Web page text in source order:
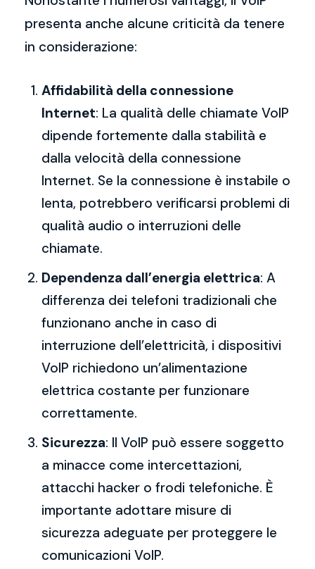
presenta anche alcune criticità da tenere
in considerazione:
Affidabilità della connessione
Internet: La qualità delle chiamate VoIP
dipende fortemente dalla stabilità e
dalla velocità della connessione
Internet. Se la connessione è instabile o
lenta, potrebbero verificarsi problemi di
qualità audio o interruzioni delle
chiamate.
Dependenza dall’energia elettrica: A
differenza dei telefoni tradizionali che
funzionano anche in caso di
interruzione dell’elettricità, i dispositivi
VoIP richiedono un’alimentazione
elettrica costante per funzionare
correttamente.
Sicurezza: Il VoIP può essere soggetto
a minacce come intercettazioni,
attacchi hacker o frodi telefoniche. È
importante adottare misure di
sicurezza adeguate per proteggere le
comunicazioni VoIP.